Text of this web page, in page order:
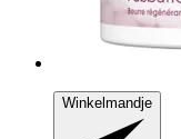
Winkelmandje